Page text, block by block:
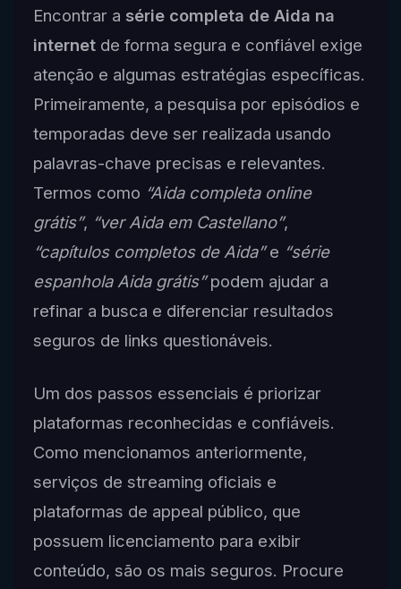
Encontrar a série completa de Aida na
internetde forma segura e confiável exige
atenção e algumas estratégias específicas.
Primeiramente, a pesquisa por episódios e
temporadas deve ser realizada usando
palavras-chave precisas e relevantes.
Termos como “Aida completa online
grátis”, “ver Aida em Castellano”,
“capítulos completos de Aida”e “série
espanhola Aida grátis”podem ajudar a
refinar a busca e diferenciar resultados
seguros de links questionáveis.
Um dos passos essenciais é priorizar
plataformas reconhecidas e confiáveis.
Como mencionamos anteriormente,
serviços de streaming oficiais e
plataformas de appeal público, que
possuem licenciamento para exibir
conteúdo, são os mais seguros. Procure